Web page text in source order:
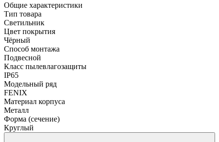
Общие характеристики
Тип товара
Светильник
Цвет покрытия
Чёрный
Способ монтажа
Подвесной
Класс пылевлагозащиты
IP65
Модельный ряд
FENIX
Материал корпуса
Металл
Форма (сечение)
Круглый